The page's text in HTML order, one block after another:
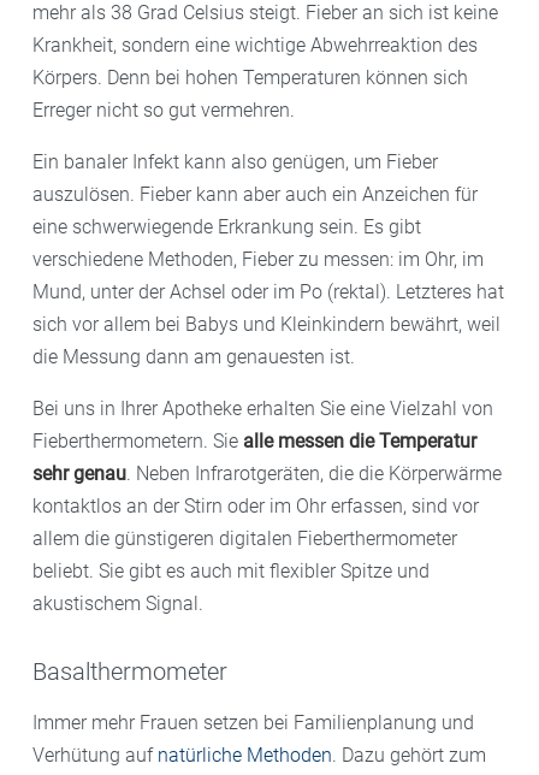
mehr als 38 Grad Celsius steigt. Fieber an sich ist keine
Krankheit, sondern eine wichtige Abwehrreaktion des
Körpers. Denn bei hohen Temperaturen können sich
Erreger nicht so gut vermehren.
Ein banaler Infekt kann also genügen, um Fieber
auszulösen. Fieber kann aber auch ein Anzeichen für
eine schwerwiegende Erkrankung sein. Es gibt
verschiedene Methoden, Fieber zu messen: im Ohr, im
Mund, unter der Achsel oder im Po (rektal). Letzteres hat
sich vor allem bei Babys und Kleinkindern bewährt, weil
die Messung dann am genauesten ist.
Bei uns in Ihrer Apotheke erhalten Sie eine Vielzahl von
Fieberthermometern. Sie alle messen die Temperatur
sehr genau. Neben Infrarotgeräten, die die Körperwärme
kontaktlos an der Stirn oder im Ohr erfassen, sind vor
allem die günstigeren digitalen Fieberthermometer
beliebt. Sie gibt es auch mit flexibler Spitze und
akustischem Signal.
Basalthermometer
Immer mehr Frauen setzen bei Familienplanung und
Verhütung auf natürliche Methoden. Dazu gehört zum